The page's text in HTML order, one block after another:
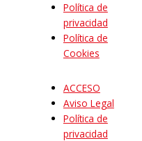
Política de
privacidad
Política de
Cookies
ACCESO
Aviso Legal
Política de
privacidad